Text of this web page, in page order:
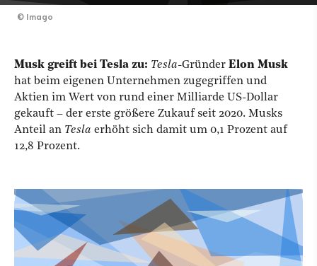
© Imago
Musk greift bei Tesla zu: Tesla-Gründer Elon Musk
hat beim eigenen Unternehmen zugegriffen und
Aktien im Wert von rund einer Milliarde US-Dollar
gekauft – der erste größere Zukauf seit 2020. Musks
Anteil an Tesla erhöht sich damit um 0,1 Prozent auf
12,8 Prozent.